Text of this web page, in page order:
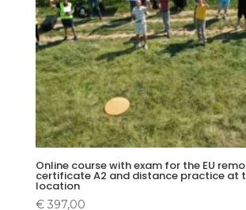
Online course with exam for the EU
certificate A2 and distance practice at
location
€397,00